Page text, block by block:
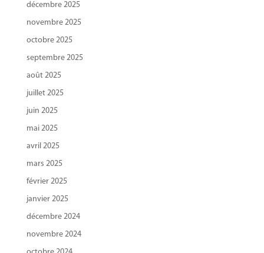
décembre 2025
novembre 2025
octobre 2025
septembre 2025
août 2025
juillet 2025
juin 2025
mai 2025
avril 2025
mars 2025
février 2025
janvier 2025
décembre 2024
novembre 2024